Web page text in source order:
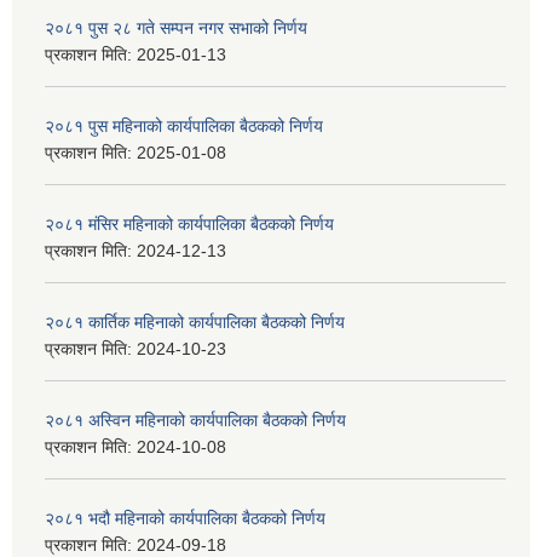
२०८१ पुस २८ गते सम्प‍न नगर सभाको निर्णय
प्रकाशन मिति: 2025-01-13
२०८१ पुस महिनाको कार्यपालिका बैठकको निर्णय
प्रकाशन मिति: 2025-01-08
२०८१ मंसिर महिनाको कार्यपालिका बैठकको निर्णय
प्रकाशन मिति: 2024-12-13
२०८१ कार्तिक महिनाको कार्यपालिका बैठकको निर्णय
प्रकाशन मिति: 2024-10-23
२०८१ अस्विन महिनाको कार्यपालिका बैठकको निर्णय
प्रकाशन मिति: 2024-10-08
२०८१ भदौ महिनाको कार्यपालिका बैठकको निर्णय
प्रकाशन मिति: 2024-09-18